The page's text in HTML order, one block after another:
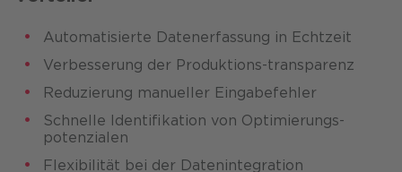
Automatisierte Datenerfassung in Echtzeit​
Verbesserung der Produktions-transparenz​
Reduzierung manueller Eingabefehler​
Schnelle Identifikation von Optimierungs-
potenzialen​
Flexibilität bei der Datenintegration​